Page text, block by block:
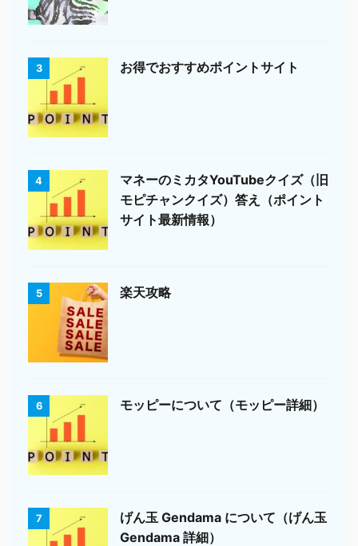
3 お得でおすすめポイントサイト
4
マネーのミカタYouTubeクイズ（旧
モピチャンクイズ）答え（ポイント
サイト最新情報）
5 楽天攻略
6 モッピーについて（モッピー詳細）
7
げん玉 Gendama について（げん玉
Gendama 詳細）